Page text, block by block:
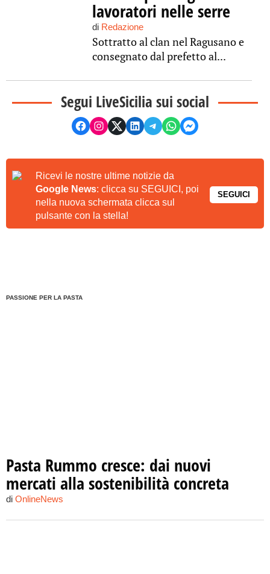
lavoratori nelle serre
di Redazione
Sottratto al clan nel Ragusano e
consegnato dal prefetto al...
Segui LiveSicilia sui social
Ricevi le nostre ultime notizie da
Google News: clicca su SEGUICI, poi
nella nuova schermata clicca sul
pulsante con la stella!
SEGUICI
PASSIONE PER LA PASTA
Pasta Rummo cresce: dai nuovi
mercati alla sostenibilità concreta
di OnlineNews